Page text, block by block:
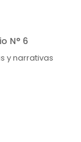
N° 6
y narrativas